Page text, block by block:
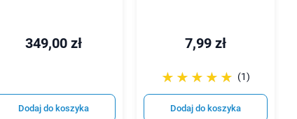
349,00 zł
Dodaj do koszyka
7,99 zł
☆☆☆☆☆
★★★★★ (1)
Dodaj do koszyka